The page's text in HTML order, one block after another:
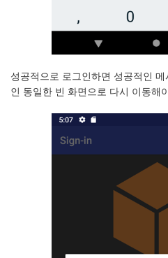
성공적으로 로그인하면 성공적인 메
인 동일한 빈 화면으로 다시 이동해